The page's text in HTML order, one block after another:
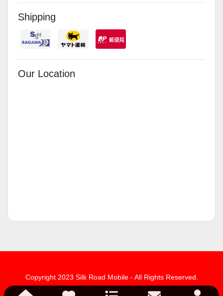
Shipping
Our Location
Copyright 2023 Silk Road Mobile - All Rights Reserved.